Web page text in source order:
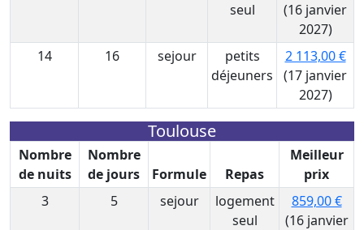
seul
(16 janvier
2027)
14
16 sejour
petits
déjeuners
2 113,00 €
(17 janvier
2027)
Toulouse
Nombre
de nuits
Nombre
de jours
Formule Repas
Meilleur
prix
3
5 sejour
logement
seul
859,00 €
(16 janvier